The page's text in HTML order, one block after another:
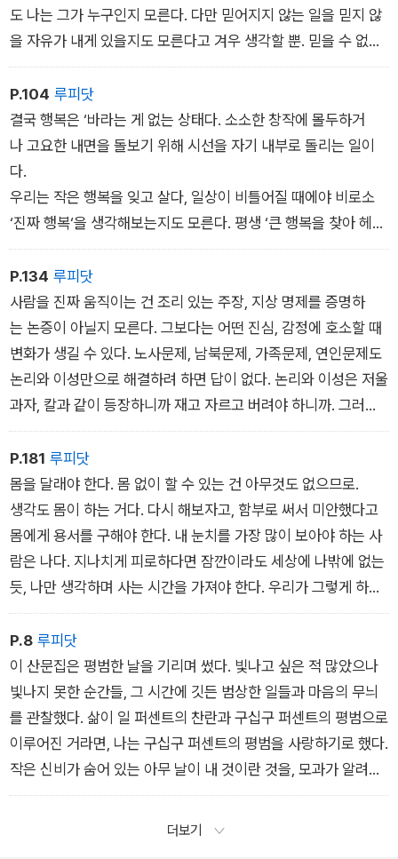
도 나는 그가 누구인지 모른다. 다만 믿어지지 않는 일을 믿지 않
을 자유가 내게 있을지도 모른다고 겨우 생각할 뿐. 믿을 수 없
는 일을믿지 않기로 하고, 지금까지 종종 않을 뿐이다. 않는 이유
도 모르면서. 믿음은 얼마간 어리석어서, ‘거짓‘ 믿는 일인지도 모
르겠다.
P.104 루피닷
결국 행복은 ‘바라는 게 없는 상태다. 소소한 창작에 몰두하거
나 고요한 내면을 돌보기 위해 시선을 자기 내부로 돌리는 일이
다.
우리는 작은 행복을 잊고 살다, 일상이 비틀어질 때에야 비로소
‘진짜 행복‘을 생각해보는지도 모른다. 평생 ‘큰 행복을 찾아 헤매
는지도 모른다. 그런 건 없다. 큰 행복이란 것. 행복에게 덩치
가 있다.
면 분명 아주 작을 것이다! 눈 밝은 사람만 찾을 수 있을 만큼바라
는 게 없는 사람은 꿈과 희망이 없는 사람이 아니다. 당신에게, 세
상에게 바라는 게 없는 사람이다. 바란다면 오직 스스로에게
만, ‘신실하게‘ 바랄 것. 무엇보다 행복은 ‘바라기‘보다 ‘찾기‘에 가
깝다. 찾아내고 감사하기. 이 지독한 감기에서 놓여나면, 다시 행
복일기를 써야겠다. 매일매일 쓸 테다. 우선 콧물을 흘리지 않는
다고,
열이 나지 않아 행복하다고 써야지.
P.134 루피닷
사람을 진짜 움직이는 건 조리 있는 주장, 지상 명제를 증명하
는 논증이 아닐지 모른다. 그보다는 어떤 진심, 감정에 호소할 때
변화가 생길 수 있다. 노사문제, 남북문제, 가족문제, 연인문제도
논리와 이성만으로 해결하려 하면 답이 없다. 논리와 이성은 저울
과자, 칼과 같이 등장하니까 재고 자르고 버려야 하니까. 그러나
상대에게 성토하는 마음, 자기 진심‘을 들고 간다면? 서로의 이해
뿐 아니라 감정까지 헤아리려 한다면? 들을 준비가 충분히 되어
있다면? 바뀔 수 있다고 생각한다. 너무 감상적인 생각인가? 맞
다.
˝하지만 첫걸음을 내딛는 거죠.˝(존 버거) 당신의 귀를 믿고 싶으
니까. 당신의 귀는 끝까지 포기하고 싶지 않은 무엇이니까.
P.181 루피닷
몸을 달래야 한다. 몸 없이 할 수 있는 건 아무것도 없으므로.
생각도 몸이 하는 거다. 다시 해보자고, 함부로 써서 미안했다고
몸에게 용서를 구해야 한다. 내 눈치를 가장 많이 보아야 하는 사
람은 나다. 지나치게 피로하다면 잠깐이라도 세상에 나밖에 없는
듯, 나만 생각하며 사는 시간을 가져야 한다. 우리가 그렇게 하기
어려울 게 뻔한, 어른일지라도.
P.8 루피닷
이 산문집은 평범한 날을 기리며 썼다. 빛나고 싶은 적 많았으나
빛나지 못한 순간들, 그 시간에 깃든 범상한 일들과 마음의 무늬
를 관찰했다. 삶이 일 퍼센트의 찬란과 구십구 퍼센트의 평범으로
이루어진 거라면, 나는 구십구 퍼센트의 평범을 사랑하기로 했다.
작은 신비가 숨어 있는 아무 날이 내 것이란 것을, 모과가 알려주
었다. 내 평생은 모월모일의 모과란 것을평범함은 특별하다. 우리
가 그 속에서 숨은 모과를 발견하기만 한다면 평범이 특별함이
더보기